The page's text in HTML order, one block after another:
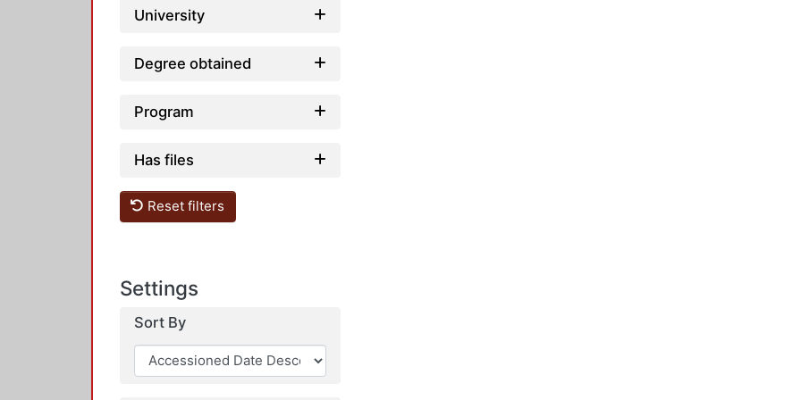
University
Degree obtained
Program
Has files
Reset filters
Settings
Sort By